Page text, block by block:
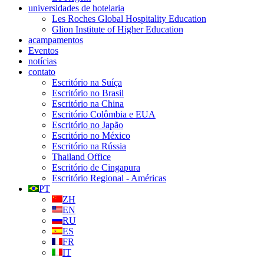
universidades de hotelaria
Les Roches Global Hospitality Education
Glion Institute of Higher Education
acampamentos
Eventos
notícias
contato
Escritório na Suíça
Escritório no Brasil
Escritório na China
Escritório Colômbia e EUA
Escritório no Japão
Escritório no México
Escritório na Rússia
Thailand Office
Escritório de Cingapura
Escritório Regional - Américas
PT
ZH
EN
RU
ES
FR
IT